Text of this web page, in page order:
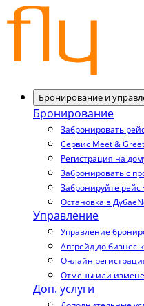
Бронирование и
Бронирование
Забронировать
Сервис Meet & Greet
Регистрация на
Забронировать с
Забронируйте рейс
Остановка в Дубае
Управление
Управление
Апгрейд до бизнес-
Онлайн
Отмены или
Доп. услуги